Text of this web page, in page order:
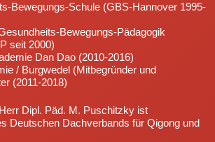
Bewegungs-Schule (GBS-Hannover 1995-
Bewegungs-Pädagogik
seit 2000)
Dan Dao (2010-2016)
/ Burgwedel (Mitbegründer und
(2011-2018)
Dipl. Päd. M. Puschitzky ist
Deutschen Dachverbands für Qigong und